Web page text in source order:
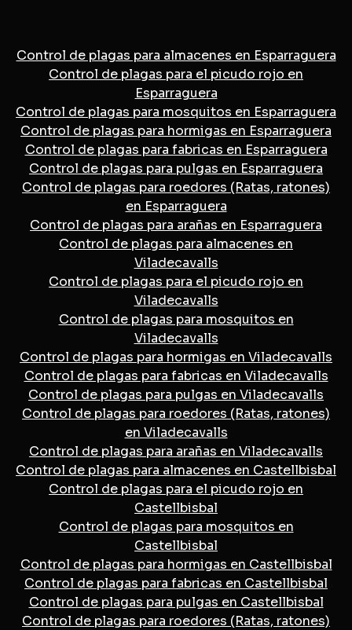
Control de plagas para almacenes en Esparraguera
Control de plagas para el picudo rojo en
Esparraguera
Control de plagas para mosquitos en Esparraguera
Control de plagas para hormigas en Esparraguera
Control de plagas para fabricas en Esparraguera
Control de plagas para pulgas en Esparraguera
Control de plagas para roedores (Ratas, ratones)
en Esparraguera
Control de plagas para arañas en Esparraguera
Control de plagas para almacenes en
Viladecavalls
Control de plagas para el picudo rojo en
Viladecavalls
Control de plagas para mosquitos en
Viladecavalls
Control de plagas para hormigas en Viladecavalls
Control de plagas para fabricas en Viladecavalls
Control de plagas para pulgas en Viladecavalls
Control de plagas para roedores (Ratas, ratones)
en Viladecavalls
Control de plagas para arañas en Viladecavalls
Control de plagas para almacenes en Castellbisbal
Control de plagas para el picudo rojo en
Castellbisbal
Control de plagas para mosquitos en
Castellbisbal
Control de plagas para hormigas en Castellbisbal
Control de plagas para fabricas en Castellbisbal
Control de plagas para pulgas en Castellbisbal
Control de plagas para roedores (Ratas, ratones)